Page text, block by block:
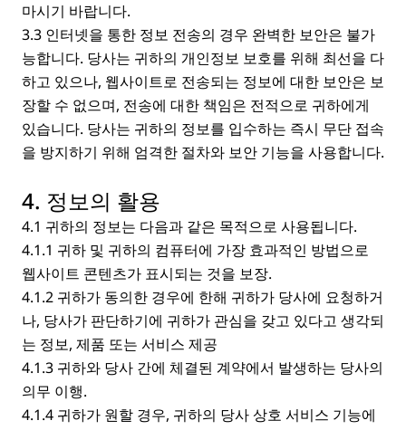
마시기 바랍니다.
3.3 인터넷을 통한 정보 전송의 경우 완벽한 보안은 불가
능합니다. 당사는 귀하의 개인정보 보호를 위해 최선을 다
하고 있으나, 웹사이트로 전송되는 정보에 대한 보안은 보
장할 수 없으며, 전송에 대한 책임은 전적으로 귀하에게
있습니다. 당사는 귀하의 정보를 입수하는 즉시 무단 접속
을 방지하기 위해 엄격한 절차와 보안 기능을 사용합니다.
4. 정보의 활용
4.1 귀하의 정보는 다음과 같은 목적으로 사용됩니다.
4.1.1 귀하 및 귀하의 컴퓨터에 가장 효과적인 방법으로
웹사이트 콘텐츠가 표시되는 것을 보장.
4.1.2 귀하가 동의한 경우에 한해 귀하가 당사에 요청하거
나, 당사가 판단하기에 귀하가 관심을 갖고 있다고 생각되
는 정보, 제품 또는 서비스 제공
4.1.3 귀하와 당사 간에 체결된 계약에서 발생하는 당사의
의무 이행.
4.1.4 귀하가 원할 경우, 귀하의 당사 상호 서비스 기능에